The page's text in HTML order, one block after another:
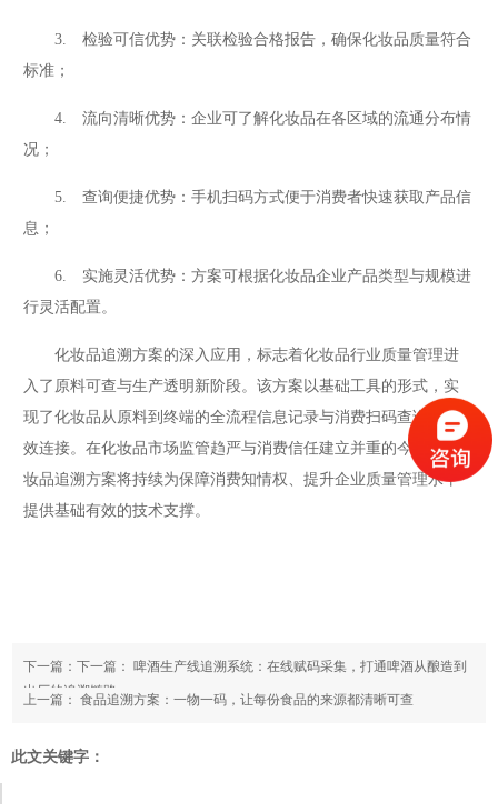
3. 检验可信优势：关联检验合格报告，确保化妆品质量符合
标准；
4. 流向清晰优势：企业可了解化妆品在各区域的流通分布情
况；
5. 查询便捷优势：手机扫码方式便于消费者快速获取产品信
息；
6. 实施灵活优势：方案可根据化妆品企业产品类型与规模进
行灵活配置。
化妆品追溯方案的深入应用，标志着化妆品行业质量管理进
入了原料可查与生产透明新阶段。该方案以基础工具的形式，实
现了化妆品从原料到终端的全流程信息记录与消费扫码查询的有
效连接。在化妆品市场监管趋严与消费信任建立并重的今天，化
妆品追溯方案将持续为保障消费知情权、提升企业质量管理水平
提供基础有效的技术支撑。
下一篇：下一篇：啤酒生产线追溯系统：在线赋码采集，打通啤酒从酿造到
出厂的追溯链路
上一篇：食品追溯方案：一物一码，让每份食品的来源都清晰可查
此文关键字：